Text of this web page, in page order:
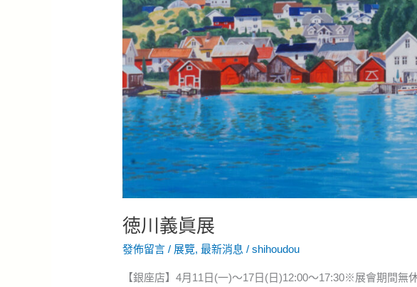
徳川義眞展
發佈留言 / 展覽,最新消息 /shihoudou
【銀座店】4月11日(一)～17日(日)12:00～17:30※展會期間